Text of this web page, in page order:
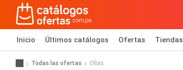
Inicio Últimos catálogos Ofertas Tiendas
Todas las ofertas Ollas